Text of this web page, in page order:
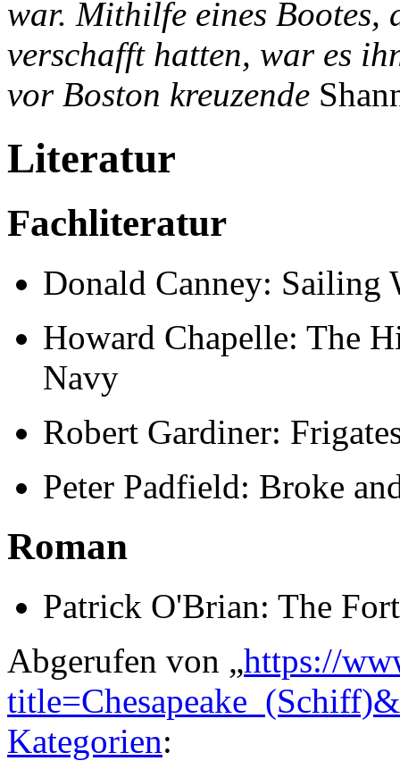
war. Mithilfe eines Bootes,
verschafft hatten, war es
vor Boston kreuzende
Literatur
Fachliteratur
Donald Canney: Sailing
Howard Chapelle: The
Navy
Robert Gardiner:
Peter Padfield: Broke
Roman
Patrick O'Brian: The
Abgerufen von „https://
Kategorien: